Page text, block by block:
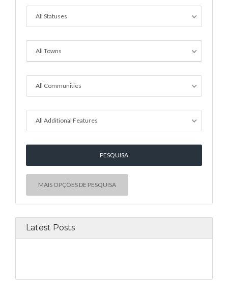
All Statuses
All Towns
All Communities
All Additional Features
MAIS OPÇÕES DE PESQUISA
Latest Posts